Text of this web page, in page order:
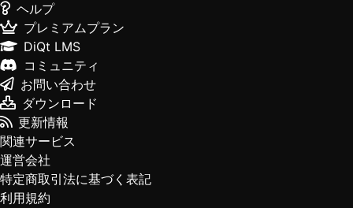
ヘルプ
プレミアムプラン
DiQt LMS
コミュニティ
お問い合わせ
ダウンロード
更新情報
関連サービス
運営会社
特定商取引法に基づく表記
利用規約